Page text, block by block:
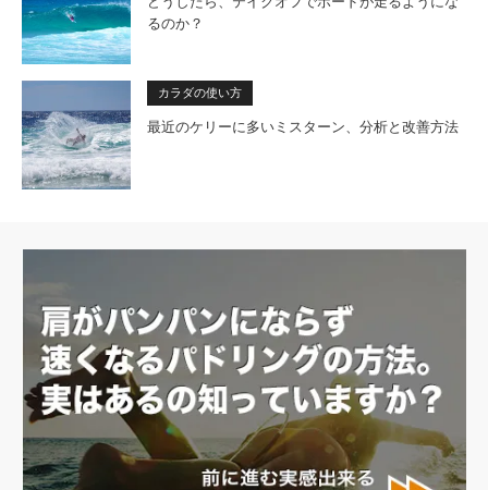
るのか？
カラダの使い方
最近のケリーに多いミスターン、分析と改善方法